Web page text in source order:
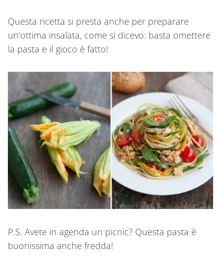
Questa ricetta si presta anche per preparare
un’ottima insalata, come si dicevo: basta omettere
la pasta e il gioco è fatto!
P.S. Avete in agenda un picnic? Questa pasta è
buonissima anche fredda!